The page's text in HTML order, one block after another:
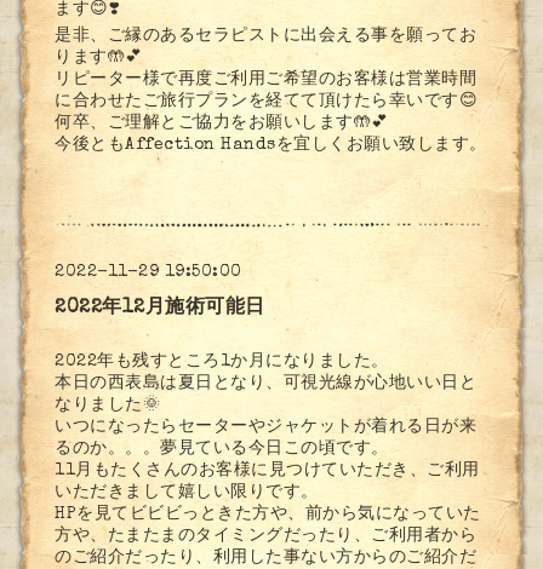
ます😊❣️
是非、ご縁のあるセラピストに出会える事を願ってお
ります🤲💕
リピーター様で再度ご利用ご希望のお客様は営業時間
に合わせたご旅行プランを経てて頂けたら幸いです😊
何卒、ご理解とご協力をお願いします🤲💕
今後ともAffection Handsを宜しくお願い致します。
2022-11-29 19:50:00
2022年12月施術可能日
2022年も残すところ1か月になりました。
本日の西表島は夏日となり、可視光線が心地いい日と
なりました🌞
いつになったらセーターやジャケットが着れる日が来
るのか。。。夢見ている今日この頃です。
11月もたくさんのお客様に見つけていただき、ご利用
いただきまして嬉しい限りです。
HPを見てビビビっときた方や、前から気になっていた
方や、たまたまのタイミングだったり、ご利用者から
のご紹介だったり、利用した事ない方からのご紹介だ